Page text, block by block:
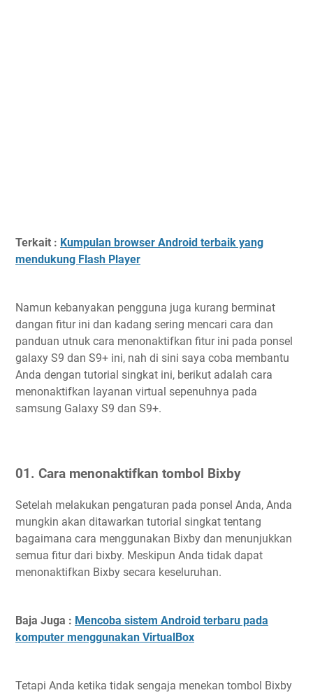
Terkait : Kumpulan browser Android terbaik yang
mendukung Flash Player
Namun kebanyakan pengguna juga kurang berminat
dangan fitur ini dan kadang sering mencari cara dan
panduan utnuk cara menonaktifkan fitur ini pada ponsel
galaxy S9 dan S9+ ini, nah di sini saya coba membantu
Anda dengan tutorial singkat ini, berikut adalah cara
menonaktifkan layanan virtual sepenuhnya pada
samsung Galaxy S9 dan S9+.
01. Cara menonaktifkan tombol Bixby
Setelah melakukan pengaturan pada ponsel Anda, Anda
mungkin akan ditawarkan tutorial singkat tentang
bagaimana cara menggunakan Bixby dan menunjukkan
semua fitur dari bixby. Meskipun Anda tidak dapat
menonaktifkan Bixby secara keseluruhan.
Baja Juga : Mencoba sistem Android terbaru pada
komputer menggunakan VirtualBox
Tetapi Anda ketika tidak sengaja menekan tombol Bixby